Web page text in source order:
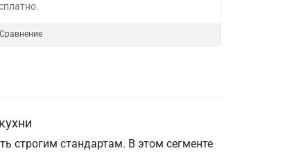
Сравнение
строгим стандартам. В этом сегменте